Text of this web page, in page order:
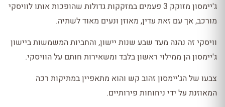
ג'יימסון מזוקק 3 פעמים במזקקות גדולות שהופכות אותו לוויסקי
מורכב, אך עם זאת עדין, מאוזן ונעים מאוד לשתיה.
וויסקי זה נהנה מעד שבע שנות יישון, והחביות המשמשות ביישון
ג'יימסון הן ממילוי ראשון בלבד ומשאירות חותם על הוויסקי.
צבעו של הג'יימסון זהוב קש והוא מתאפיין במתיקות רכה
המאוזנת על ידי ניחוחות פירותיים.